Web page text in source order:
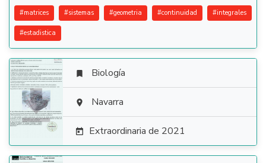
#matrices #sistemas #geometria #continuidad #integrales
#estadistica

 Biología
 Navarra
 Extraordinaria de 2021